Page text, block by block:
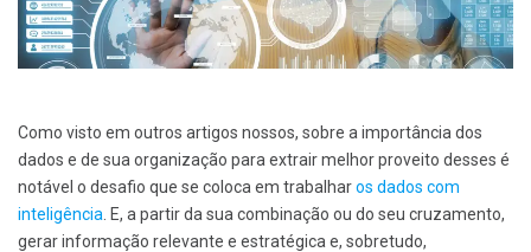
Como visto em outros artigos nossos, sobre a importância dos
dados e de sua organização para extrair melhor proveito desses é
notável o desafio que se coloca em trabalharos dados com
inteligência . E, a partir da sua combinação ou do seu cruzamento,
gerar informação relevante e estratégica e, sobretudo,